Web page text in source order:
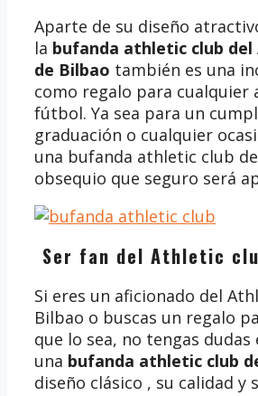
Aparte de su diseño
la bufanda athletic club del
de Bilbao también es una
como regalo para cualquier
fútbol. Ya sea para un
graduación o cualquier
una bufanda athletic club
obsequio que seguro será
Ser fan del Athletic
Si eres un aficionado del
Bilbao o buscas un regalo
que lo sea, no tengas
una bufanda athletic club
diseño clásico , su calidad y